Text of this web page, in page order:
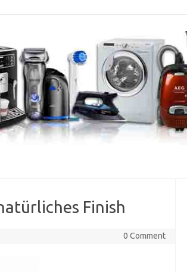
Finish
0 Comment